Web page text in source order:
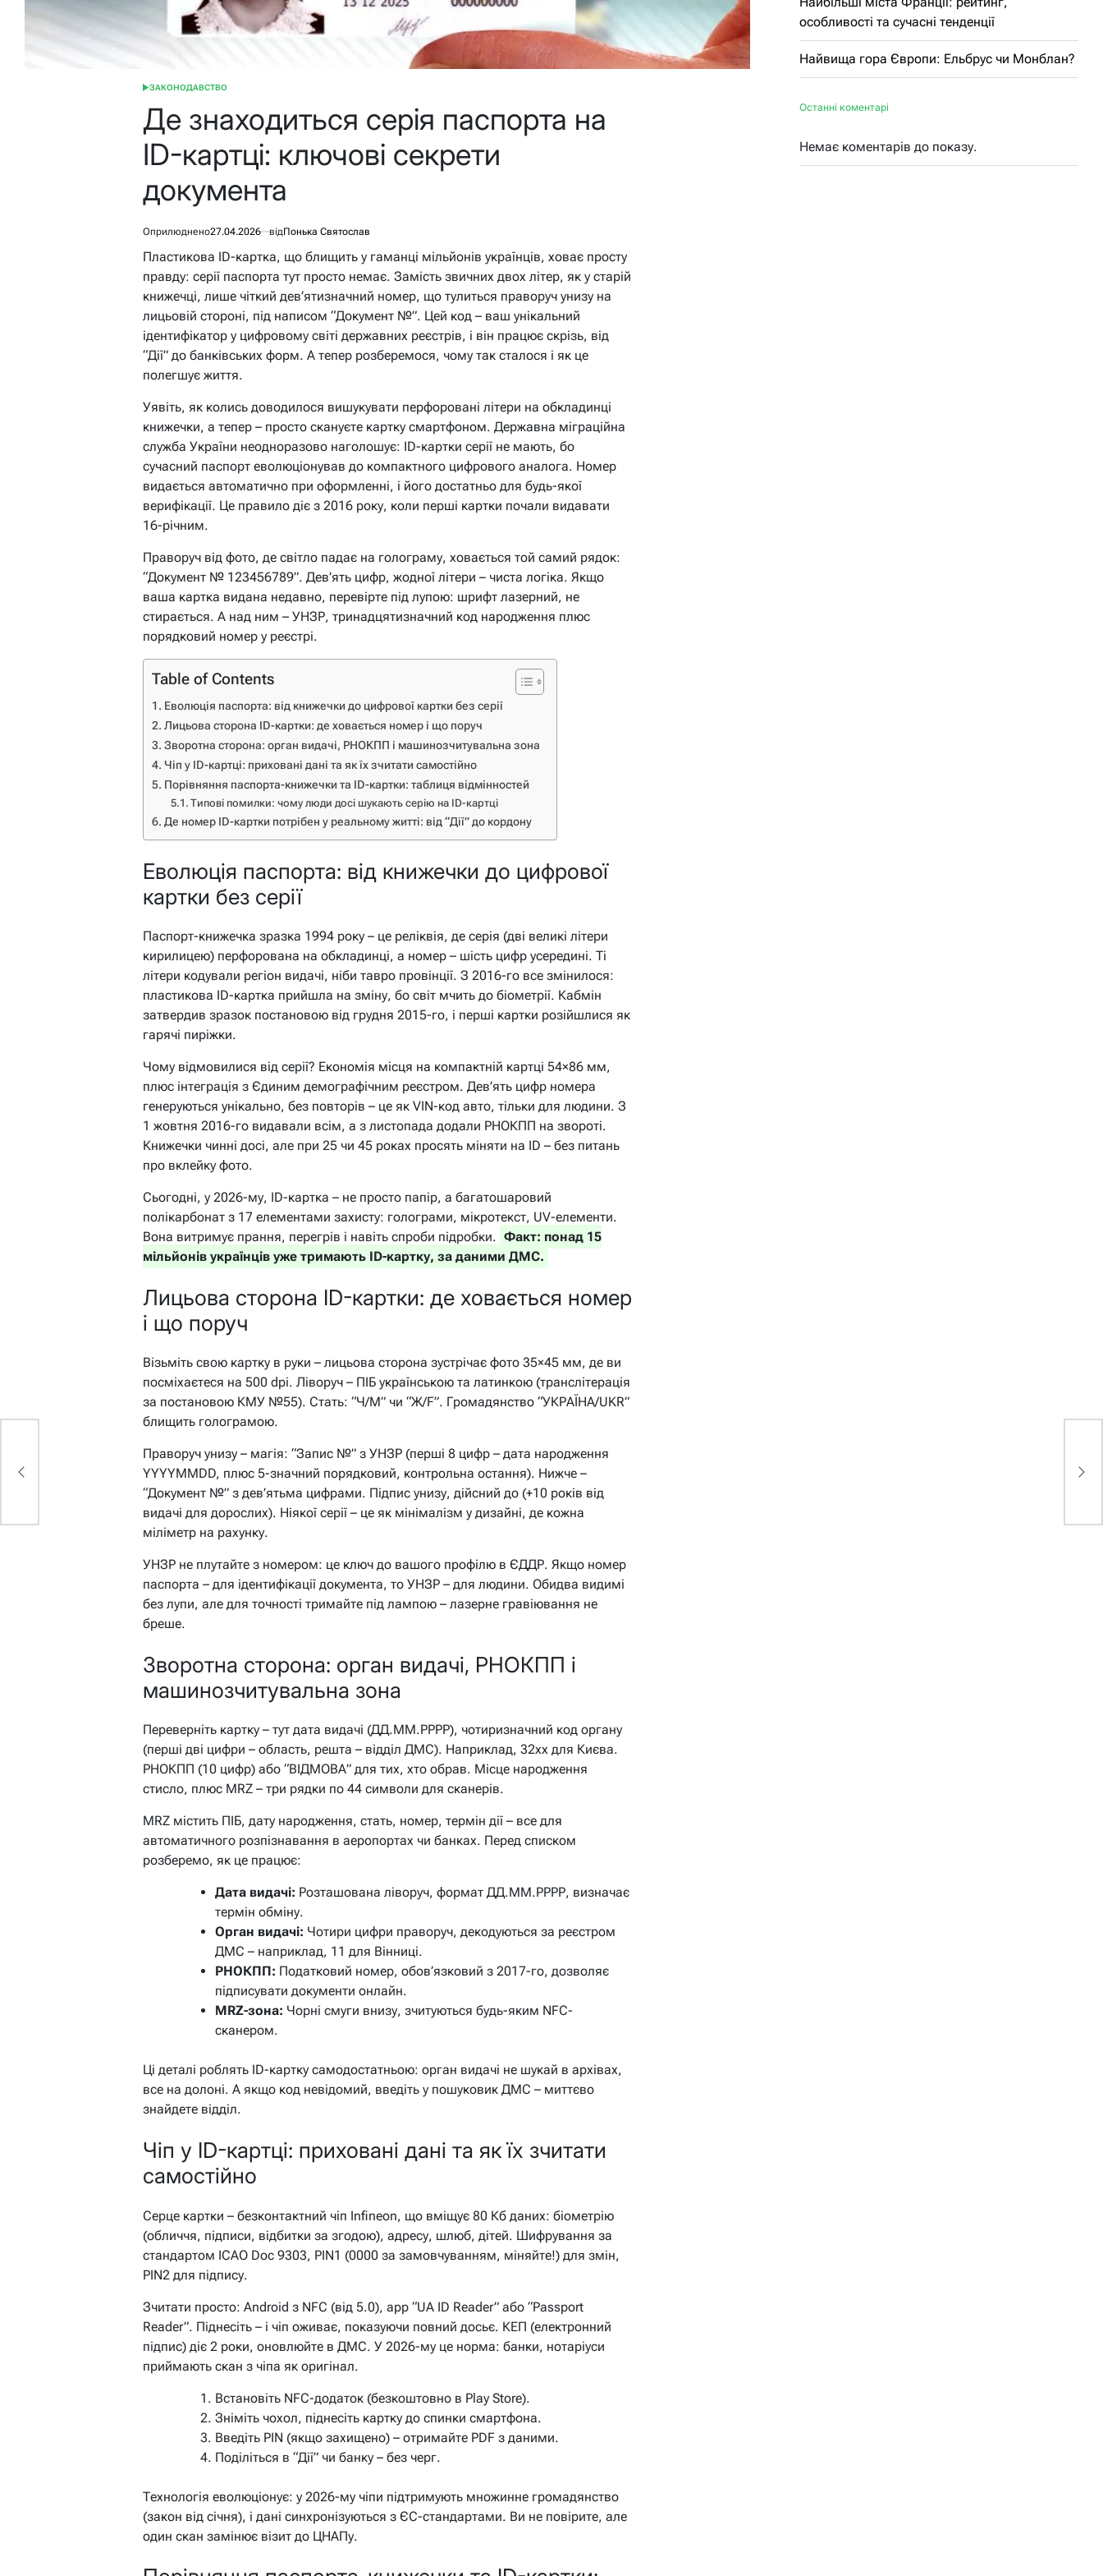
ОПУБЛІКУВАТИ
ЗАКОНОДАВСТВО
Де знаходиться серія паспорта на
ID-картці: ключові секрети
документа
Оприлюднено27.04.2026 відПонька Святослав
Пластикова ID-картка, що блищить у гаманці мільйонів українців, ховає просту
правду: серії паспорта тут просто немає. Замість звичних двох літер, як у старій
книжечці, лише чіткий дев’ятизначний номер, що тулиться праворуч унизу на
лицьовій стороні, під написом “Документ №”. Цей код – ваш унікальний
ідентифікатор у цифровому світі державних реєстрів, і він працює скрізь, від
“Дії” до банківських форм. А тепер розберемося, чому так сталося і як це
полегшує життя.
Уявіть, як колись доводилося вишукувати перфоровані літери на обкладинці
книжечки, а тепер – просто скануєте картку смартфоном. Державна міграційна
служба України неодноразово наголошує: ID-картки серії не мають, бо
сучасний паспорт еволюціонував до компактного цифрового аналога. Номер
видається автоматично при оформленні, і його достатньо для будь-якої
верифікації. Це правило діє з 2016 року, коли перші картки почали видавати
16-річним.
Праворуч від фото, де світло падає на голограму, ховається той самий рядок:
“Документ № 123456789”. Дев’ять цифр, жодної літери – чиста логіка. Якщо
ваша картка видана недавно, перевірте під лупою: шрифт лазерний, не
стирається. А над ним – УНЗР, тринадцятизначний код народження плюс
порядковий номер у реєстрі.
Table of Contents
Еволюція паспорта: від книжечки до цифрової картки без серії
Лицьова сторона ID-картки: де ховається номер і що поруч
Зворотна сторона: орган видачі, РНОКПП і машинозчитувальна зона
Чіп у ID-картці: приховані дані та як їх зчитати самостійно
Порівняння паспорта-книжечки та ID-картки: таблиця відмінностей
Типові помилки: чому люди досі шукають серію на ID-картці
Де номер ID-картки потрібен у реальному житті: від “Дії” до кордону
Еволюція паспорта: від книжечки до цифрової
картки без серії
Паспорт-книжечка зразка 1994 року – це реліквія, де серія (дві великі літери
кирилицею) перфорована на обкладинці, а номер – шість цифр усередині. Ті
літери кодували регіон видачі, ніби тавро провінції. З 2016-го все змінилося:
пластикова ID-картка прийшла на зміну, бо світ мчить до біометрії. Кабмін
затвердив зразок постановою від грудня 2015-го, і перші картки розійшлися як
гарячі пиріжки.
Чому відмовилися від серії? Економія місця на компактній картці 54×86 мм,
плюс інтеграція з Єдиним демографічним реєстром. Дев’ять цифр номера
генеруються унікально, без повторів – це як VIN-код авто, тільки для людини. З
1 жовтня 2016-го видавали всім, а з листопада додали РНОКПП на звороті.
Книжечки чинні досі, але при 25 чи 45 роках просять міняти на ID – без питань
про вклейку фото.
Сьогодні, у 2026-му, ID-картка – не просто папір, а багатошаровий
полікарбонат з 17 елементами захисту: голограми, мікротекст, UV-елементи.
Вона витримує прання, перегрів і навіть спроби підробки. Факт: понад 15
мільйонів українців уже тримають ID-картку, за даними ДМС.
Лицьова сторона ID-картки: де ховається номер
і що поруч
Візьміть свою картку в руки – лицьова сторона зустрічає фото 35×45 мм, де ви
посміхаєтеся на 500 dpi. Ліворуч – ПІБ українською та латинкою (транслітерація
за постановою КМУ №55). Стать: “Ч/М” чи “Ж/F”. Громадянство “УКРАЇНА/UKR”
блищить голограмою.
Праворуч унизу – магія: “Запис №” з УНЗР (перші 8 цифр – дата народження
YYYYMMDD, плюс 5-значний порядковий, контрольна остання). Нижче –
“Документ №” з дев’ятьма цифрами. Підпис унизу, дійсний до (+10 років від
видачі для дорослих). Ніякої серії – це як мінімалізм у дизайні, де кожна
міліметр на рахунку.
УНЗР не плутайте з номером: це ключ до вашого профілю в ЄДДР. Якщо номер
паспорта – для ідентифікації документа, то УНЗР – для людини. Обидва видимі
без лупи, але для точності тримайте під лампою – лазерне гравіювання не
бреше.
Зворотна сторона: орган видачі, РНОКПП і
машинозчитувальна зона
Переверніть картку – тут дата видачі (ДД.ММ.РРРР), чотиризначний код органу
(перші дві цифри – область, решта – відділ ДМС). Наприклад, 32xx для Києва.
РНОКПП (10 цифр) або “ВІДМОВА” для тих, хто обрав. Місце народження
стисло, плюс MRZ – три рядки по 44 символи для сканерів.
MRZ містить ПІБ, дату народження, стать, номер, термін дії – все для
автоматичного розпізнавання в аеропортах чи банках. Перед списком
розберемо, як це працює:
Дата видачі: Розташована ліворуч, формат ДД.ММ.РРРР, визначає
термін обміну.
Орган видачі: Чотири цифри праворуч, декодуються за реєстром
ДМС – наприклад, 11 для Вінниці.
РНОКПП: Податковий номер, обов’язковий з 2017-го, дозволяє
підписувати документи онлайн.
MRZ-зона: Чорні смуги внизу, зчитуються будь-яким NFC-
сканером.
Ці деталі роблять ID-картку самодостатньою: орган видачі не шукай в архівах,
все на долоні. А якщо код невідомий, введіть у пошуковик ДМС – миттєво
знайдете відділ.
Чіп у ID-картці: приховані дані та як їх зчитати
самостійно
Серце картки – безконтактний чіп Infineon, що вміщує 80 Кб даних: біометрію
(обличчя, підписи, відбитки за згодою), адресу, шлюб, дітей. Шифрування за
стандартом ICAO Doc 9303, PIN1 (0000 за замовчуванням, міняйте!) для змін,
PIN2 для підпису.
Зчитати просто: Android з NFC (від 5.0), app “UA ID Reader” або “Passport
Reader”. Піднесіть – і чіп оживає, показуючи повний досьє. КЕП (електронний
підпис) діє 2 роки, оновлюйте в ДМС. У 2026-му це норма: банки, нотаріуси
приймають скан з чіпа як оригінал.
Встановіть NFC-додаток (безкоштовно в Play Store).
Зніміть чохол, піднесіть картку до спинки смартфона.
Введіть PIN (якщо захищено) – отримайте PDF з даними.
Поділіться в “Дії” чи банку – без черг.
Технологія еволюціонує: у 2026-му чіпи підтримують множинне громадянство
(закон від січня), і дані синхронізуються з ЄС-стандартами. Ви не повірите, але
один скан замінює візит до ЦНАПу.
особливості та сучасні тенденції
Найвища гора Європи: Ельбрус чи Монблан?
Останні коментарі
Немає коментарів до показу.